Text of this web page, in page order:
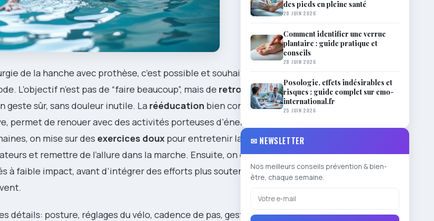
de la hanche avec prothèse, c’est possible et souhaitable,
L’objectif n’est pas de “faire beaucoup”, mais de retrouver
geste sûr, sans douleur inutile. La rééducation bien conduite,
permet de renouer avec des activités porteuses d’énergie
on mise sur des exercices doux pour entretenir la
et remettre de l’allure dans la marche. Ensuite, on élargit
à faible impact, avant d’intégrer des efforts plus soutenus si
détails: posture, réglages du vélo, cadence de pas, gestion
des pieds en pleine santé
28 JUIN 2026
Comment identifier une verrue
plantaire : guide pratique et
conseils
28 JUIN 2026
Posologie, effets indésirables et
risques : guide complet sur emo-
international.fr
25 JUIN 2026
✉ NEWSLETTER
Nos meilleurs conseils prévention & bien-
être, chaque semaine.